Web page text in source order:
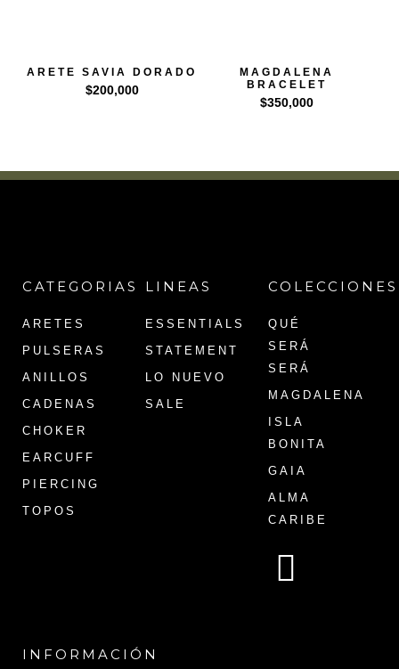
ARETE SAVIA DORADO
$200,000
MAGDALENA
BRACELET
$350,000
CATEGORIAS
ARETES
PULSERAS
ANILLOS
CADENAS
CHOKER
EARCUFF
PIERCING
TOPOS
LINEAS
ESSENTIALS
STATEMENT
LO NUEVO
SALE
COLECCIONES
QUÉ
SERÁ
SERÁ
MAGDALENA
ISLA
BONITA
GAIA
ALMA
CARIBE
INFORMACIÓN